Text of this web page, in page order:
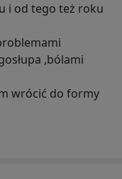
i od tego też roku
,bólami
wrócić do formy
abym